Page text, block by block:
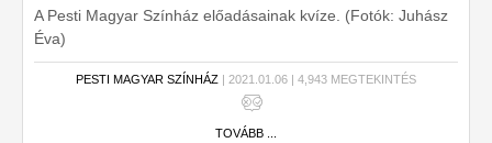
A Pesti Magyar Színház előadásainak kvíze. (Fotók: Juhász
Éva)
PESTI MAGYAR SZÍNHÁZ | 2021.01.06 | 4,943 MEGTEKINTÉS
TOVÁBB ...